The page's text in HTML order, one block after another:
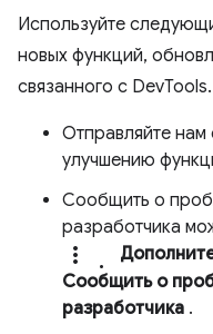
Используйте
новых функций,
связанного с DevTools.
Отправляйте
улучшению
Сообщить о
разработчика
more_vert.
Сообщить о
разработчика .